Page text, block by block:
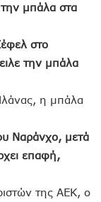
μπάλα στα
στο
την μπάλα
η μπάλα
Ναράνχο, μετά
επαφή,
της ΑΕΚ, ο